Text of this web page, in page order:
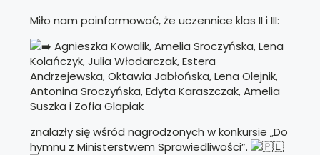
Miło nam poinformować, że uczennice klas II i III:
Agnieszka Kowalik, Amelia Sroczyńska, Lena
Kolańczyk, Julia Włodarczak, Estera
Andrzejewska, Oktawia Jabłońska, Lena Olejnik,
Antonina Sroczyńska, Edyta Karaszczak, Amelia
Suszka i Zofia Glapiak
znalazły się wśród nagrodzonych w konkursie „Do
hymnu z Ministerstwem Sprawiedliwości”.